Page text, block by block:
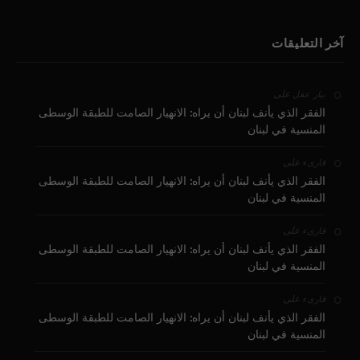
آخر التعليقات
بيار عقل على
الفقر الذي يأنف لبنان أن يراه: الانهيار الصامت للطبقة الوسطى
المنسية في لبنان
قارىء على
الفقر الذي يأنف لبنان أن يراه: الانهيار الصامت للطبقة الوسطى
المنسية في لبنان
قارىء على
الفقر الذي يأنف لبنان أن يراه: الانهيار الصامت للطبقة الوسطى
المنسية في لبنان
قارىء على
الفقر الذي يأنف لبنان أن يراه: الانهيار الصامت للطبقة الوسطى
المنسية في لبنان